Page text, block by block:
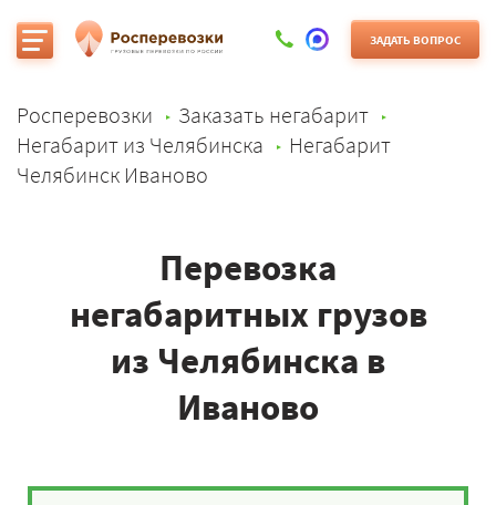
ЗАДАТЬ ВОПРОС
Росперевозки
Заказать негабарит
Негабарит из Челябинска
Негабарит
Челябинск Иваново
Перевозка
негабаритных грузов
из Челябинска в
Иваново